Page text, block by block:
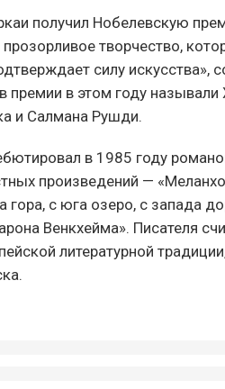
получил Нобелевскую
творчество,
силу искусства»,
премии в этом году
и Салмана Рушди.
в 1985 году
произведений —
гора, с юга озеро, с запада
Венкхейма». Писателя
литературной